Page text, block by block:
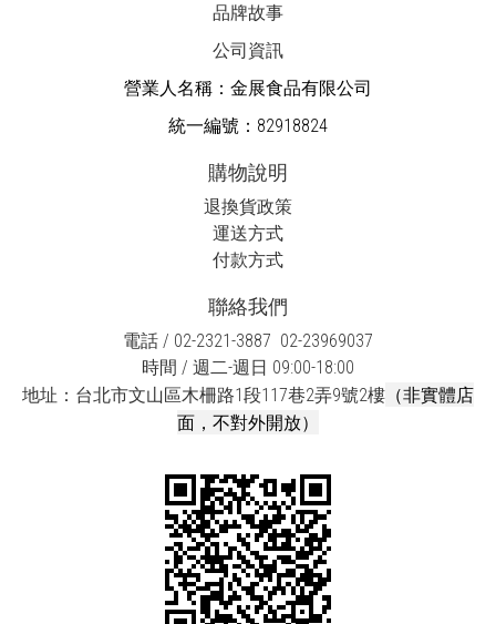
品牌故事
公司資訊
營業人名稱：金展食品有限公司
統一編號：82918824
購物說明
退換貨政策
運送方式
付款方式
聯絡我們
電話 / 02-2321-3887 02-23969037
時間 / 週二-週日 09:00-18:00
地址：台北市文山區木柵路1段117巷2弄9號2樓 （非實體店
面，不對外開放）